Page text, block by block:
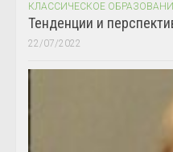
КЛАССИЧЕСКОЕ
Тенденции и
22/07/2022